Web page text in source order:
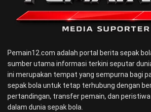
Pemain12.com adalah portal berita sepak
sumber utama informasi terkini seputar
ini merupakan tempat yang sempurna bagi
sepak bola untuk tetap terhubung dengan
pertandingan, transfer pemain, dan
dalam dunia sepak bola.